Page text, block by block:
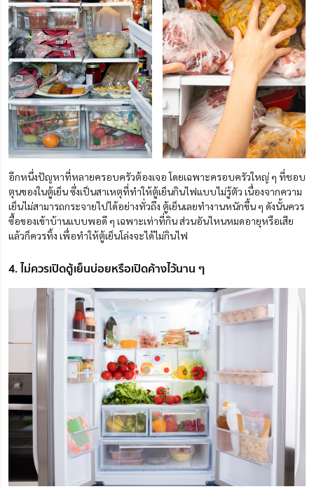
อีกหนึ่งปัญหาที่หลายครอบครัวต้องเจอ โดยเฉพาะครอบครัวใหญ่ ๆ ที่ชอบ
ตุนของในตู้เย็นซึ่งเป็นสาเหตุที่ทำให้ตู้เย็นกินไฟแบบไม่รู้ตัว เนื่องจากความ
เย็นไม่สามารถกระจายไปได้อย่างทั่วถึง ตู้เย็นเลยทำงานหนักขึ้น ๆ ดังนั้นควร
ซื้อของเข้าบ้านแบบพอดี ๆ เฉพาะเท่าที่กิน ส่วนอันไหนหมดอายุหรือเสีย
แล้วก็ควรทิ้ง เพื่อทำให้ตู้เย็นโล่งจะได้ไม่กินไฟ
4. ไม่ควรเปิดตู้เย็นบ่อยหรือเปิดค้างไว้นาน ๆ